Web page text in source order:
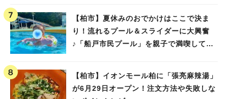
【柏市】夏休みのおでかけはここで決ま
り！流れるプール＆スライダーに大興奮
♪「船戸市民プール」を親子で満喫してき
【柏市】イオンモール柏に「張亮麻辣湯」
が6月29日オープン！注文方法や失敗しな